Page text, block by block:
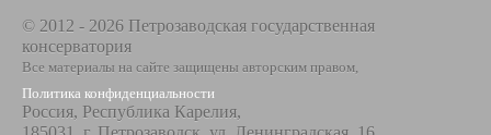
© 2012 - 2026 Петрозаводская государственная
консерватория
Все материалы на сайте защищены авторским правом,
Политика конфиденциальности
Россия, Республика Карелия,